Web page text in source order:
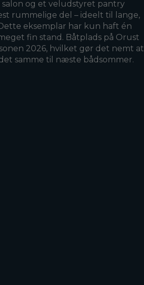
salon og et veludstyret pantry
rummelige del – ideelt til lange,
eksemplar har kun haft én
fin stand. Båtplads på Orust
2026, hvilket gør det nemt at
samme til næste bådsommer.